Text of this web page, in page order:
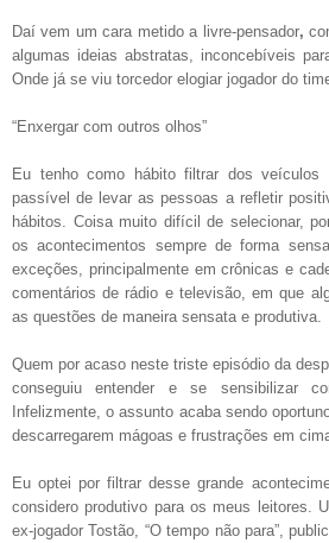
Daí vem um cara metido a livre-pensador,
algumas ideias abstratas, inconcebíveis
Onde já se viu torcedor elogiar jogador do
“Enxergar com outros olhos”
Eu tenho como hábito filtrar dos
passível de levar as pessoas a refletir
hábitos. Coisa muito difícil de selecionar,
os acontecimentos sempre de forma
exceções, principalmente em crônicas e
comentários de rádio e televisão, em que
as questões de maneira sensata e produtiva.
Quem por acaso neste triste episódio da
conseguiu entender e se sensibilizar
Infelizmente, o assunto acaba sendo
descarregarem mágoas e frustrações em
Eu optei por filtrar desse grande
considero produtivo para os meus leitores.
ex-jogador Tostão, “O tempo não para”,